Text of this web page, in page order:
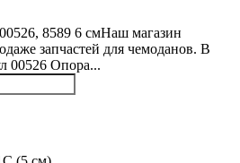
8589 6 смНаш магазин
запчастей для чемоданов. В
00526 Опора...